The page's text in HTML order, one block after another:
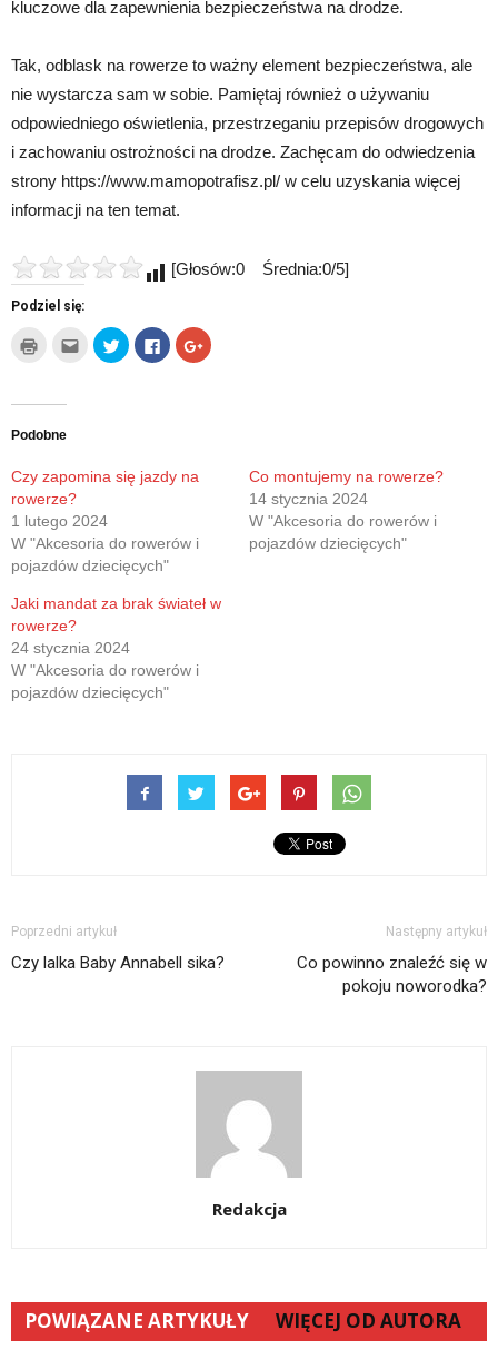
kluczowe dla zapewnienia bezpieczeństwa na drodze.
Tak, odblask na rowerze to ważny element bezpieczeństwa, ale
nie wystarcza sam w sobie. Pamiętaj również o używaniu
odpowiedniego oświetlenia, przestrzeganiu przepisów drogowych
i zachowaniu ostrożności na drodze. Zachęcam do odwiedzenia
strony https://www.mamopotrafisz.pl/ w celu uzyskania więcej
informacji na ten temat.
[Głosów:0 Średnia:0/5]
Podziel się:
Kliknij
wydrukować(Otwiera
nowym
Kliknij,
aby
wysłać
w
nowym
Udostępnij
na
Twitterze(Otwiera
Click
to
share
Click
to
Podobne
Czy zapomina się jazdy na
rowerze?
1 lutego 2024
W "Akcesoria do rowerów i
pojazdów dziecięcych"
Co montujemy na rowerze?
14 stycznia 2024
W "Akcesoria do rowerów i
pojazdów dziecięcych"
Jaki mandat za brak świateł w
rowerze?
24 stycznia 2024
W "Akcesoria do rowerów i
pojazdów dziecięcych"
Poprzedni artykuł
Czy lalka Baby Annabell sika?
Następny artykuł
Co powinno znaleźć się w
pokoju noworodka?
Redakcja
POWIĄZANE ARTYKUŁY WIĘCEJ OD AUTORA